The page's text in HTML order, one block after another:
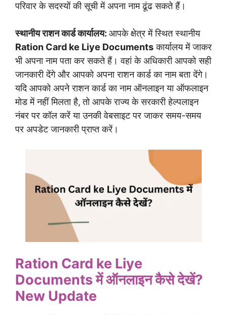
परिवार के सदस्यों की सूची में अपना नाम ढूंढ सकते हैं।
स्थानीय राशन कार्ड कार्यालय: आपके क्षेत्र में स्थित स्थानीय
Ration Card ke Liye Documentsकार्यालय में जाकर
भी अपना नाम पता कर सकते हैं। वहां के अधिकारी आपको सही
जानकारी देंगे और आपको अपना राशन कार्ड का नाम बता देंगे।
यदि आपको अपने राशन कार्ड का नाम ऑनलाइन या ऑफलाइन
मोड में नहीं मिलता है, तो आपके राज्य के सरकारी हेल्पलाइन
नंबर पर कॉल करें या उनकी वेबसाइट पर जाकर समय-समय
पर अपडेट जानकारी प्राप्त करें।
Ration Card ke Liye
Documentsमें ऑनलाइन कैसे देखें?
New Update